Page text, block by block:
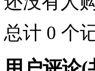
总计 0 个